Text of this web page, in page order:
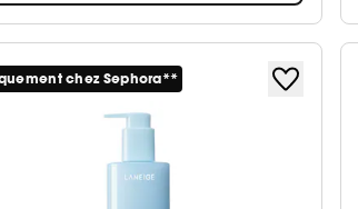
chez Sephora**